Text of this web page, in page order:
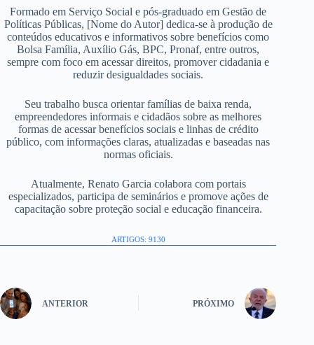
Formado em Serviço Social e pós-graduado em Gestão de
Políticas Públicas, [Nome do Autor] dedica-se à produção de
conteúdos educativos e informativos sobre benefícios como
Bolsa Família, Auxílio Gás, BPC, Pronaf, entre outros,
sempre com foco em acessar direitos, promover cidadania e
reduzir desigualdades sociais.
Seu trabalho busca orientar famílias de baixa renda,
empreendedores informais e cidadãos sobre as melhores
formas de acessar benefícios sociais e linhas de crédito
público, com informações claras, atualizadas e baseadas nas
normas oficiais.
Atualmente, Renato Garcia colabora com portais
especializados, participa de seminários e promove ações de
capacitação sobre proteção social e educação financeira.
ARTIGOS: 9130
ANTERIOR PRÓXIMO